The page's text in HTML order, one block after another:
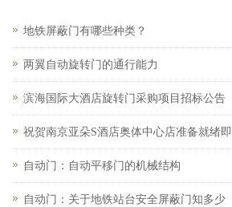
地铁屏蔽门有哪些种类？
两翼自动旋转门的通行能力
滨海国际大酒店旋转门采购项目招标公告
祝贺南京亚朵S酒店奥体中心店准备就绪即
自动门：自动平移门的机械结构
自动门：关于地铁站台安全屏蔽门知多少